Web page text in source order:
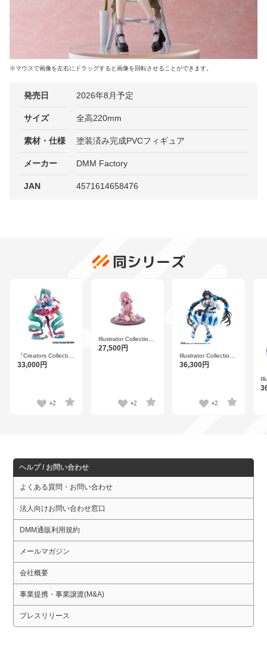
※マウスで画像を左右にドラッグすると画像を回転させることができます。
発売日 2026年8月予定
サイズ 全高220mm
素材・仕様 塗装済み完成PVCフィギュア
メーカー DMM Factory
JAN 4571614658476
同シリーズ
『Creators Collection
Figure』初音ミク
33,000円
+2
Illustrator Collection
Figure 『年下彼女』
27,500円
+2
Illustrator Collection
Figure 『年上彼女』
36,300円
+2
ヘルプ / お問い合わせ
よくある質問・お問い合わせ
法人向けお問い合わせ窓口
DMM通販利用規約
メールマガジン
会社概要
事業提携・事業譲渡(M&A)
プレスリリース